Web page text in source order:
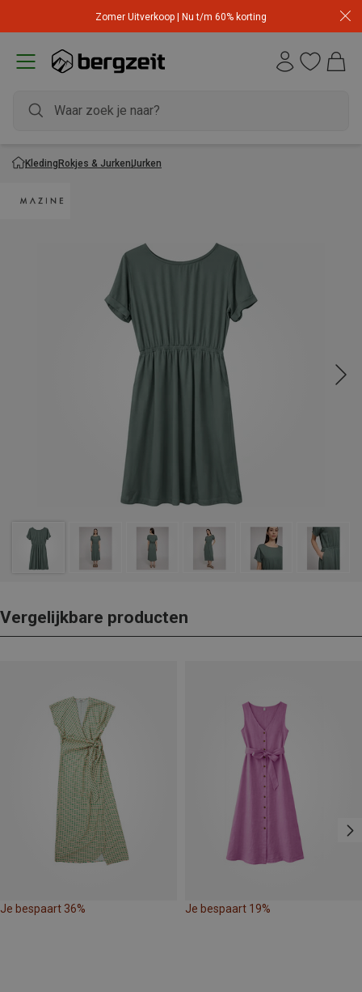
Zomer Uitverkoop | Nu t/m 60% korting
KledingRokjes & JurkenJurken
Vergelijkbare producten
Je bespaart 36% Je bespaart 19%